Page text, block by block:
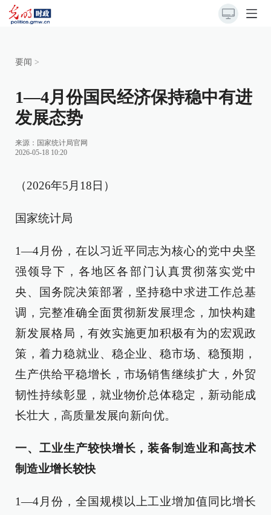
要闻 >
1—4月份国民经济保持稳中有进
发展态势
来源： 国家统计局官网
2026-05-18 10:20
（2026年5月18日）
国家统计局
1—4月份，在以习近平同志为核心的党中央坚
强领导下，各地区各部门认真贯彻落实党中
央、国务院决策部署，坚持稳中求进工作总基
调，完整准确全面贯彻新发展理念，加快构建
新发展格局，有效实施更加积极有为的宏观政
策，着力稳就业、稳企业、稳市场、稳预期，
生产供给平稳增长，市场销售继续扩大，外贸
韧性持续彰显，就业物价总体稳定，新动能成
长壮大，高质量发展向新向优。
一、工业生产较快增长，装备制造业和高技术
制造业增长较快
1—4月份，全国规模以上工业增加值同比增长